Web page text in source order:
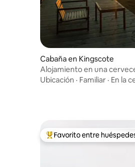
Cabaña en Kingscote
Alojamiento en una
• Cabaña de lujo • Isla
Ubicación · Familiar · En la
Favorito entre huéspedes
Favorito entre